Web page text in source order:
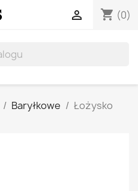
shopping_cart (0)

Baryłkowe
Łożysko